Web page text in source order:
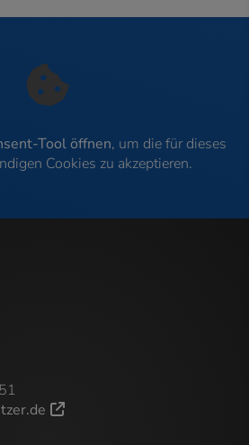
Tool öffnen, um die für dieses
Cookies zu akzeptieren.